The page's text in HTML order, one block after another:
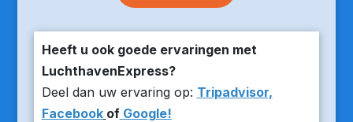
Heeft u ook goede ervaringen met
LuchthavenExpress?
Deel dan uw ervaring op: Tripadvisor,
Facebook ofGoogle!